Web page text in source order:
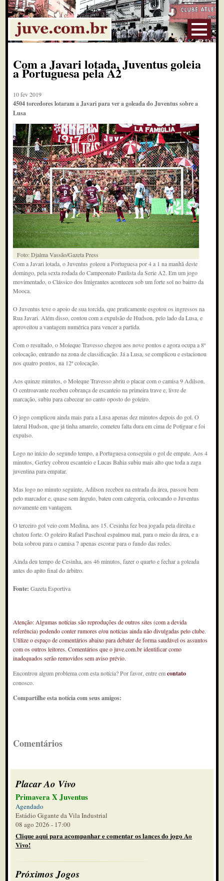
Com a Javari lotada, Juventus goleia
a Portuguesa pela A2
10 fev 2019
4504 torcedores lotaram a Javari para ver a goleada do Juventus sobre a
Lusa
Foto: Djalma Vassão/Gazeta Press
Com a Javari lotada, o Juventus goleou a Portuguesa por 4 a 1 na manhã deste
domingo, pela sexta rodada do Campeonato Paulista da Serie A2. Em um jogo
movimentado, o Clássico dos Imigrantes aconteceu sob um forte sol no bairro da
Mooca.
O Juventus teve o apoio de sua torcida, que praticamente esgotou os ingressos na
Rua Javari. Além disso, contou com a expulsão de Hudson, pelo lado da Lusa, e
aproveitou a vantagem numérica para vencer a partida.
Com o resultado, o Moleque Travesso chegou aos nove pontos e agora ocupa a 8ª
colocação, entrando na zona de classificação. Já a Lusa, se complicou e estacionou
nos quatro pontos, na 12ª colocação.
Aos quinze minutos, o Moleque Travesso abriu o placar com o camisa 9 Adilson.
O centroavante recebeu cobrança de escanteio na primeira trave e, livre de
marcação, subiu para cabecear no canto oposto do goleiro.
O jogo complicou ainda mais para a Lusa apenas dez minutos depois do gol. O
lateral Hudson, que já tinha amarelo, cometeu falta dura em cima de Potiguar e foi
expulso.
Logo no início do segundo tempo, a Portuguesa conseguiu o gol de empate. Aos 4
minutos, Gerley cobrou escanteio e Lucas Bahia subiu mais alto que toda a zaga
juventina para empatar.
Mas logo no minuto seguinte, Adilson recebeu na entrada da área, passou bem
pelo marcador e, quase sem ângulo, bateu com categoria, colocando o Juventus
novamente em vantagem.
O terceiro gol veio com Medina, aos 15. Cesinha fez boa jogada pela direita e
chutou forte. O goleiro Rafael Paschoal espalmou mal, para o meio da área, e a
bola sobrou para o camisa 7 apenas escorar para o fundo das redes.
Ainda deu tempo de Cesinha, aos 46 minutos, fazer o quarto e fechar a goleada
antes do apito final do árbitro.
Fonte:Gazeta Esportiva
Atenção: Algumas notícias são reproduções de outros sites (com a devida
referência) podendo conter rumores e/ou notícias ainda não divulgadas pelo clube.
Utilize o espaço de comentários abaixo para debater de forma saudável os assuntos
com os outros leitores. Comentários que o juve.com.br identificar como
inadequados serão removidos sem aviso prévio.
Encontrou algum problema com esta notícia? Por favor, entre emcontato
conosco.
Compartilhe esta notícia com seus amigos:
Comentários
Placar Ao Vivo
Primavera X Juventus
Agendado
Estádio Gigante da Vila Industrial
08 ago 2026 - 17:00
Clique aqui para acompanhar e comentar os lances do jogo Ao
Vivo!
Próximos Jogos